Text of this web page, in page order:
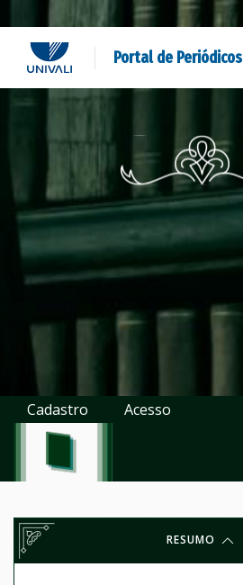
Portal de Periódicos
Cadastro Acesso
RESUMO